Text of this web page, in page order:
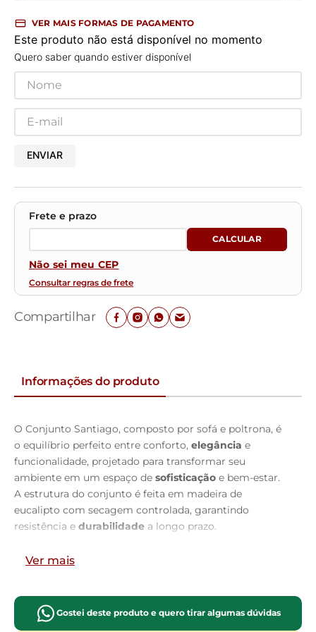
VER MAIS FORMAS DE PAGAMENTO
Este produto não está disponível no momento
Quero saber quando estiver disponível
ENVIAR
Não sei meu CEP
Consultar regras de frete
Compartilhar
Informações do produto
O Conjunto Santiago, composto por sofá e poltrona, é
o equilíbrio perfeito entre conforto, elegância e
funcionalidade, projetado para transformar seu
ambiente em um espaço de sofisticação e bem-estar.
A estrutura do conjunto é feita em madeira de
eucalipto com secagem controlada, garantindo
resistência e durabilidade a longo prazo.
fibra siliconada, oferece um suporte ajustável e
módulos central e com braço é fabricado com espuma
Soft D-40, proporcionando uma experiência de
Ver mais
Gostei deste produto e quero tirar algumas dúvidas